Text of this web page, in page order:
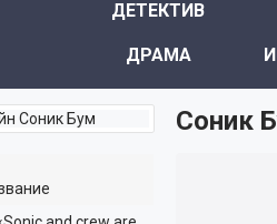
ДЕТЕКТИВ
ДРАМА
Соник